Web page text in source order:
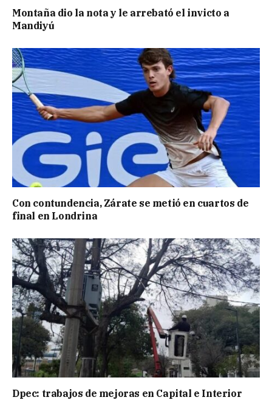
Montaña dio la nota y le arrebató el invicto a
Mandiyú
Con contundencia, Zárate se metió en cuartos de
final en Londrina
Dpec: trabajos de mejoras en Capital e Interior